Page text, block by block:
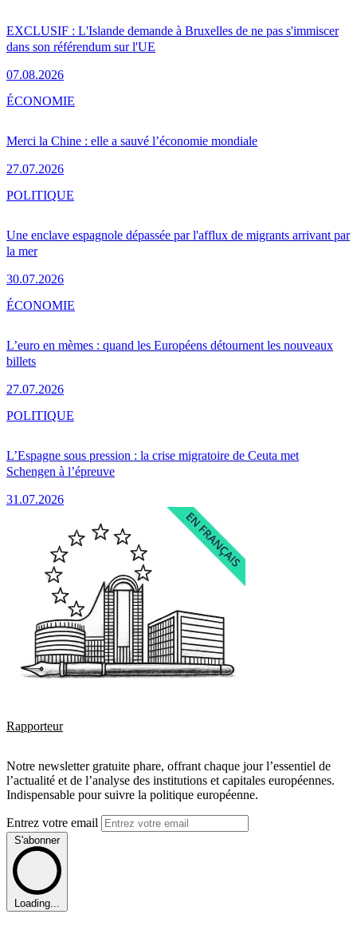
EXCLUSIF : L'Islande demande à Bruxelles de ne pas s'immiscer
dans son référendum sur l'UE
07.08.2026
Merci la Chine : elle a sauvé l’économie mondiale
27.07.2026
ÉCONOMIE
Une enclave espagnole dépassée par l'afflux de migrants arrivant par
la mer
30.07.2026
POLITIQUE
L’euro en mèmes : quand les Européens détournent les nouveaux
billets
27.07.2026
ÉCONOMIE
L’Espagne sous pression : la crise migratoire de Ceuta met
Schengen à l’épreuve
31.07.2026
POLITIQUE
Rapporteur
Notre newsletter gratuite phare, offrant chaque jour l’essentiel de
l’actualité et de l’analyse des institutions et capitales européennes.
Indispensable pour suivre la politique européenne.
Entrez votre email
S'abonner
Loading...